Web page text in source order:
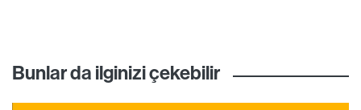
Bunlar da ilginizi çekebilir